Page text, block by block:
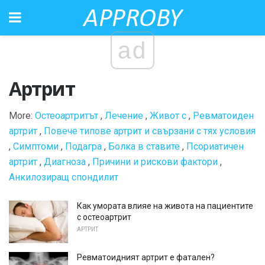
ad
Артрит
More: Остеоартритът , Лечение , Живот с , Ревматоиден
артрит , Повече типове артрит и свързани с тях условия
, Симптоми , Подагра , Болка в ставите , Псориатичен
артрит , Диагноза , Причини и рискови фактори ,
Анкилозиращ спондилит
Как умората влияе на живота на пациентите
с остеоартрит
АРТРИТ
Ревматоидният артрит е фатален?